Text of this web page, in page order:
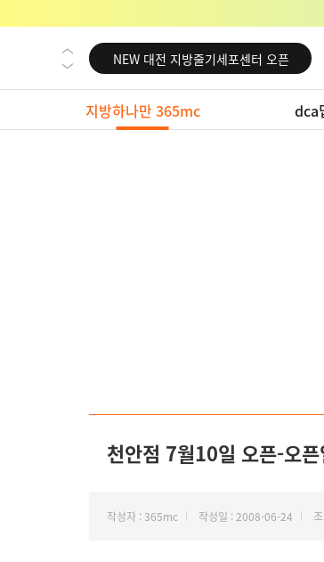
NEW 교대 지방줄기세포센터 오픈
NEW 대전 지방줄기세포센터 오픈
NEW 노원 지방줄기세포센터 오픈
NEW 미국 LA점 오픈
지방하나만 365mc dca
천안점 7월10일 오픈-오
작성자 : 365mc 작성일 : 2008-06-24